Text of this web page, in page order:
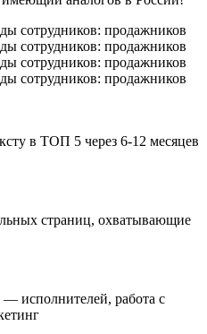
сотрудников: продажников
сотрудников: продажников
сотрудников: продажников
сотрудников: продажников
в ТОП 5 через 6-12 месяцев
страниц, охватывающие
исполнителей, работа с